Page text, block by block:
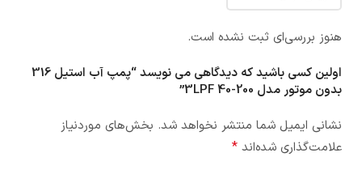
هنوز بررسی‌ای ثبت نشده است.
اولین کسی باشید که دیدگاهی می نویسد “پمپ آب استيل 316
بدون موتور مدل 3LPF 40-200”
نشانی ایمیل شما منتشر نخواهد شد. بخش‌های موردنیاز
علامت‌گذاری شده‌اند *